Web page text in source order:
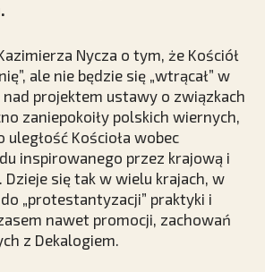
Nycza o tym, że Kościół
ale nie będzie się „wtrącał” w
projektem ustawy o związkach
zaniepokoiły polskich wiernych,
uległość Kościoła wobec
inspirowanego przez krajową i
Dzieje się tak w wielu krajach, w
„protestantyzacji” praktyki i
nawet promocji, zachowań
z Dekalogiem.